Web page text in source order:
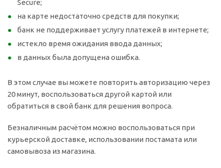
Secure;
на карте недостаточно средств для покупки;
банк не поддерживает услугу платежей в интернете;
истекло время ожидания ввода данных;
в данных была допущена ошибка.
В этом случае вы можете повторить авторизацию через
20 минут, воспользоваться другой картой или
обратиться в свой банк для решения вопроса.
Безналичным расчётом можно воспользоваться при
курьерской доставке, использовании постамата или
самовывоза из магазина.